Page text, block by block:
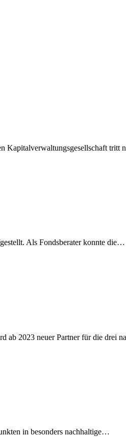
Kapitalverwaltungsgesellschaft tritt
Als Fondsberater konnte die…
ab 2023 neuer Partner für die drei
in besonders nachhaltige…